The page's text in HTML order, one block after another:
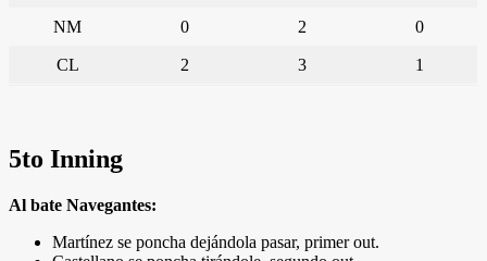
NM 0 2 0
CL 2 3 1
5to Inning
Al bate Navegantes:
Martínez se poncha dejándola pasar, primer out.